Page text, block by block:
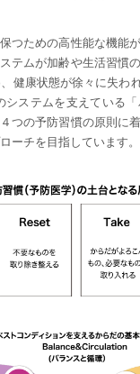
つための高性能な機能
テムが加齢や生活習慣
健康状態が徐々に失わ
システムを支えている
つの予防習慣の原則に
ーチを目指しています。